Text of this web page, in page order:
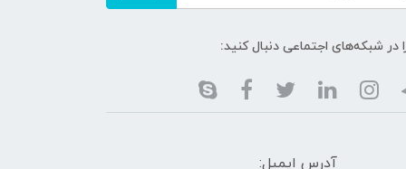
در شبکه‌های اجتماعی دنبال کنید:
آدرس ایمیل: